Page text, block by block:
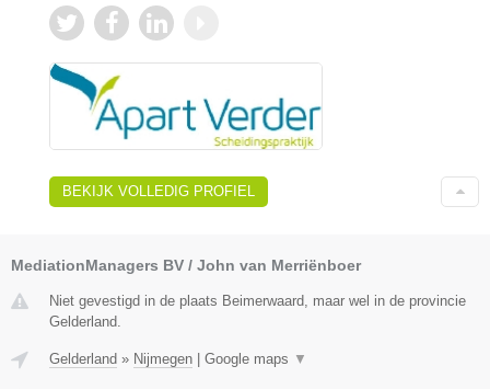
BEKIJK VOLLEDIG PROFIEL
MediationManagers BV / John van Merriënboer
Niet gevestigd in de plaats Beimerwaard, maar wel in de provincie
Gelderland.
Gelderland » Nijmegen Google maps ▼